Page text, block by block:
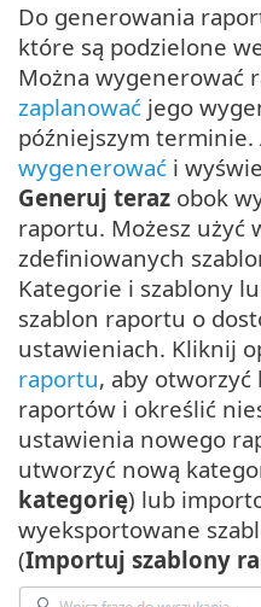
Do generowania
które są podzielone
Można wygenerować
zaplanować jego
późniejszym
wygenerować i
Generuj teraz obok
raportu. Możesz użyć
zdefiniowanych
Kategorie i szablony
szablon raportu o
ustawieniach. Kliknij
raportu, aby
raportów i określić
ustawienia nowego
utworzyć nową
kategorię) lub
wyeksportowane
(Importuj szablony